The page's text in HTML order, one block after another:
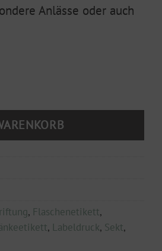
Anlässe oder auch
hat mehr vom Weg" Menge
, Flaschenetikett,
, Labeldruck, Sekt,